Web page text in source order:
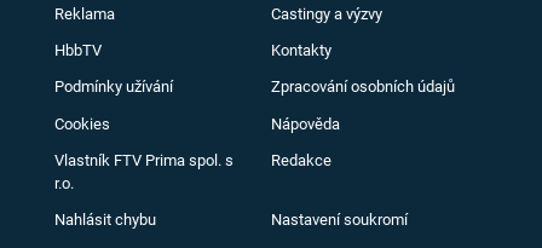
Reklama Castingy a výzvy
HbbTV Kontakty
Podmínky užívání Zpracování osobních údajů
Cookies Nápověda
Vlastník FTV Prima spol. s
r.o.
Redakce
Nahlásit chybu Nastavení soukromí